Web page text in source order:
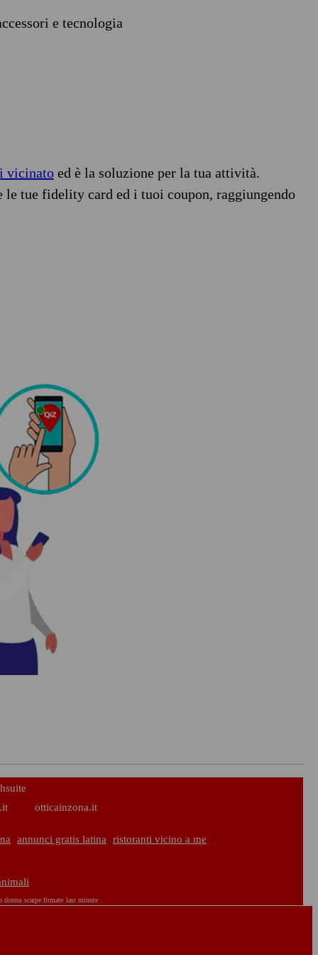
e tecnologia
vicinatoed è la soluzione per la tua attività.
tue fidelity card ed i tuoi coupon, raggiungendo
otticainzona.it
annunci gratis latina
ristoranti vicino a me
donna scarpe firmate last minute